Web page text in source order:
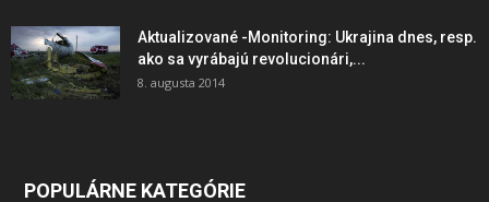
Aktualizované -Monitoring: Ukrajina dnes, resp.
ako sa vyrábajú revolucionári,...
8. augusta 2014
POPULÁRNE KATEGÓRIE